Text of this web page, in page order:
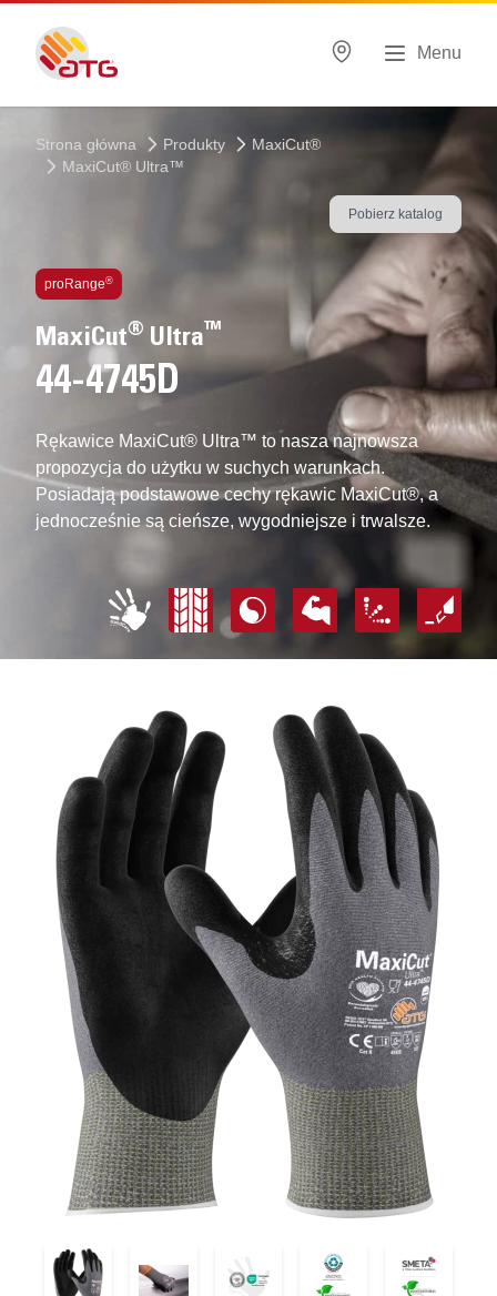
Menu
Strona główna Produkty
MaxiCut®
MaxiCut® Ultra™
Pobierz katalog
proRange®
MaxiCut® Ultra™
44-4745D
Rękawice MaxiCut® Ultra™ to nasza najnowsza
propozycja do użytku w suchych warunkach.
Posiadają podstawowe cechy rękawic MaxiCut®, a
jednocześnie są cieńsze, wygodniejsze i trwalsze.
Zastosowane technologie
44-4745D
44-4745D
44-4745D 44-4745D 44-4745D